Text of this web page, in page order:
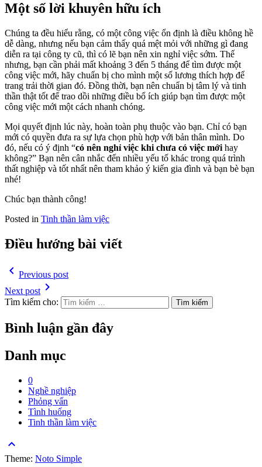
Một số lời khuyên hữu ích
Chúng ta đều hiểu rằng, có một công việc ổn định là điều không hề
dễ dàng, nhưng nếu bạn cảm thấy quá mệt mỏi với những gì đang
diễn ra tại công ty cũ, thì có lẽ bạn nên xin nghỉ việc sớm. Thế
nhưng, bạn cần phải mất khoảng 3 đến 5 tháng để tìm được một
công việc mới, hãy chuẩn bị cho mình một số lương thích hợp để
trang trải thời gian đó. Đồng thời, bạn nên chuẩn bị tâm lý và tinh
thần thật tốt để trao dồi những điều bổ ích giúp bạn tìm được một
công việc mới một cách nhanh chóng.
Mọi quyết định lúc này, hoàn toàn phụ thuộc vào bạn. Chỉ có bạn
mới có quyền đưa ra sự lựa chọn phù hợp với bản thân mình. Do
đó, nếu có ý định “có nên nghỉ việc khi chưa có việc mới hay
không?” Bạn nên cân nhắc đến nhiều yếu tố khác trong quá trình
thất nghiệp và tốt nhất nên tham khảo ý kiến gia đình và bạn bè bạn
nhé!
Chúc bạn thành công!
Posted in Tinh thần làm việc
Điều hướng bài viết
navigate_before Previous post
Next post navigate_next
Tìm kiếm cho:
Bình luận gần đây
Danh mục
0
Nghề nghiệp
Phỏng vấn
Tình huống
Tinh thần làm việc
keyboard_arrow_up
Theme: Noto Simple